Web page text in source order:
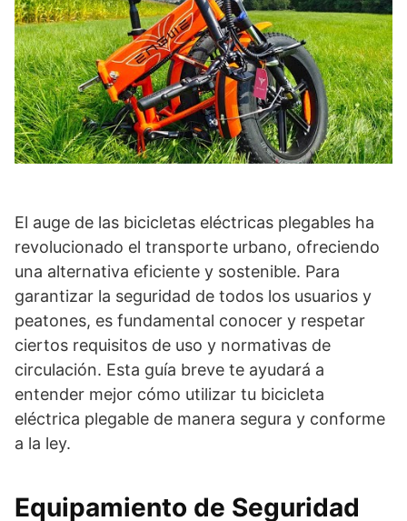
El auge de las bicicletas eléctricas plegables ha
revolucionado el transporte urbano, ofreciendo
una alternativa eficiente y sostenible. Para
garantizar la seguridad de todos los usuarios y
peatones, es fundamental conocer y respetar
ciertos requisitos de uso y normativas de
circulación. Esta guía breve te ayudará a
entender mejor cómo utilizar tu bicicleta
eléctrica plegable de manera segura y conforme
a la ley.
Equipamiento de Seguridad